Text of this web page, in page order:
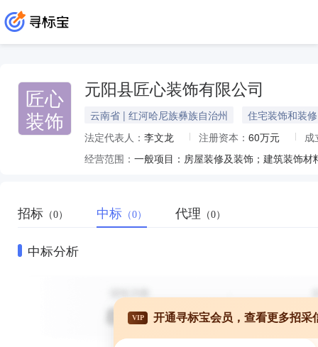
匠心
装饰
元阳县匠心装饰有限公司
云南省 | 红河哈尼族彝族自治州
住宅装饰和装修
法定代表人： 李文龙 注册资本： 60万元
成
经营范围：
招标 （0） 中标 （0） 代理 （0）
中标分析
VIP 开通寻标宝会员，查看更多招采